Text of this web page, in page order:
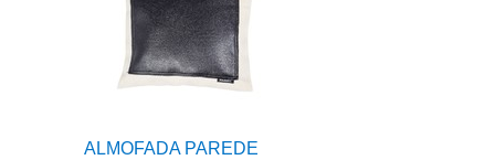
ALMOFADA PAREDE